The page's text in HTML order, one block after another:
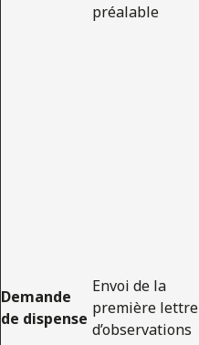
préalable
Demande
de dispense
Envoi de la
première lettre
d’observations